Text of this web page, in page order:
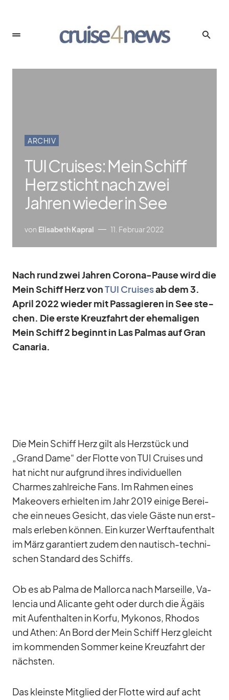
ARCHIV
TUI Cruises: Mein Schiff
Herz sticht nach zwei
Jahren wieder in See
von Elisabeth Kapral 11. Februar 2022
Nach rund zwei Jah­ren Co­rona-Pause wird die
Mein Schiff Herz vonTUI Crui­sesab dem 3.
April 2022 wie­der mit Pas­sa­gie­ren in See ste­
chen. Die erste Kreuz­fahrt der ehe­ma­li­gen
Mein Schiff 2 be­ginnt in Las Pal­mas auf Gran
Ca­na­ria.
Die Mein Schiff Herz gilt als Herz­stück und
„Grand Dame“ der Flotte von TUI Crui­ses und
hat nicht nur auf­grund ih­res in­di­vi­du­el­len
Charmes zahl­rei­che Fans. Im Rah­men ei­nes
Make­overs er­hiel­ten im Jahr 2019 ei­nige Be­rei­
che ein neues Ge­sicht, das viele Gäste nun erst­
mals er­le­ben kön­nen. Ein kur­zer Werft­auf­ent­halt
im März ga­ran­tiert zu­dem den nau­tisch-tech­ni­
schen Stan­dard des Schiffs.
Ob es ab Palma de Mal­lorca nach Mar­seille, Va­
len­cia und Ali­cante geht oder durch die Ägäis
mit Auf­ent­hal­ten in Korfu, My­ko­nos, Rho­dos
und Athen: An Bord der Mein Schiff Herz gleicht
im kom­men­den Som­mer keine Kreuz­fahrt der
nächs­ten.
Das kleinste Mit­glied der Flotte wird auf acht